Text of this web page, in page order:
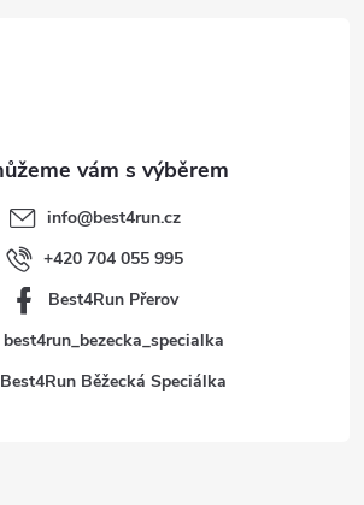
info@best4run.cz
+420 704 055 995
Best4Run Přerov
best4run_bezecka_specialka
Best4Run Běžecká Speciálka